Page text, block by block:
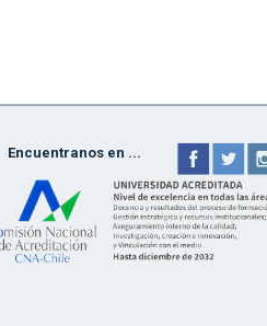
Encuentranos en ...